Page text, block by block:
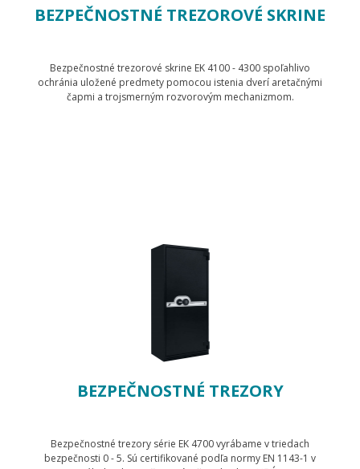
BEZPEČNOSTNÉ TREZOROVÉ SKRINE
Bezpečnostné trezorové skrine EK 4100 - 4300 spoľahlivo
ochránia uložené predmety pomocou istenia dverí aretačnými
čapmi a trojsmerným rozvorovým mechanizmom.
BEZPEČNOSTNÉ TREZORY
Bezpečnostné trezory série EK 4700 vyrábame v triedach
bezpečnosti 0 - 5. Sú certifikované podľa normy EN 1143-1 v